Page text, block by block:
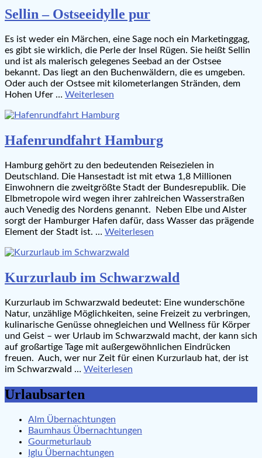
Sellin – Ostseeidylle pur
Es ist weder ein Märchen, eine Sage noch ein Marketinggag,
es gibt sie wirklich, die Perle der Insel Rügen. Sie heißt Sellin
und ist als malerisch gelegenes Seebad an der Ostsee
bekannt. Das liegt an den Buchenwäldern, die es umgeben.
Oder auch der Ostsee mit kilometerlangen Stränden, dem
Hohen Ufer … Weiterlesen
Hafenrundfahrt Hamburg
Hamburg gehört zu den bedeutenden Reisezielen in
Deutschland. Die Hansestadt ist mit etwa 1,8 Millionen
Einwohnern die zweitgrößte Stadt der Bundesrepublik. Die
Elbmetropole wird wegen ihrer zahlreichen Wasserstraßen
auch Venedig des Nordens genannt. Neben Elbe und Alster
sorgt der Hamburger Hafen dafür, dass Wasser das prägende
Element der Stadt ist. … Weiterlesen
Kurzurlaub im Schwarzwald
Kurzurlaub im Schwarzwald bedeutet: Eine wunderschöne
Natur, unzählige Möglichkeiten, seine Freizeit zu verbringen,
kulinarische Genüsse ohnegleichen und Wellness für Körper
und Geist – wer Urlaub im Schwarzwald macht, der kann sich
auf großartige Tage mit außergewöhnlichen Eindrücken
freuen. Auch, wer nur Zeit für einen Kurzurlaub hat, der ist
im Schwarzwald … Weiterlesen
Urlaubsarten
Alm Übernachtungen
Baumhaus Übernachtungen
Gourmeturlaub
Iglu Übernachtungen